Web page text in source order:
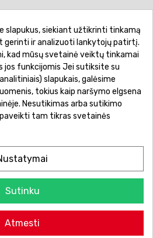
Privatumo politika
Prekių pristatymas
Atsiskaitymo būdai
slapukus, siekiant užtikrinti tinkamą
gerinti ir analizuoti lankytojų patirtį.
kad mūsų svetainė veiktų tinkamai
jos funkcijomis Jei sutiksite su
slapukais, galėsime
tokius kaip naršymo elgsena
Nesutikimas arba sutikimo
tam tikras svetainės
Sutinku
Atmesti